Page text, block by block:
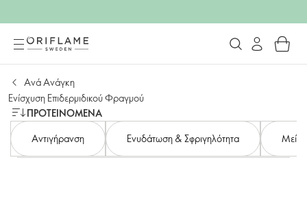
Ανά Ανάγκη
Ενίσχυση Επιδερμιδικού Φραγμού
ΠΡΟΤΕΙΝΌΜΕΝΑ
Αντιγήρανση
Ενυδάτωση & Σφριγηλότητα